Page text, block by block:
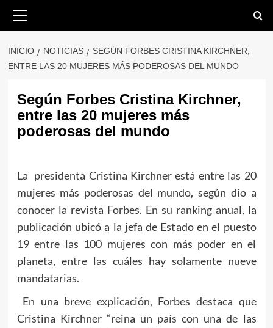
Saltar
primario
INICIO NOTICIAS
SEGÚN FORBES CRISTINA KIRCHNER,
ENTRE LAS 20 MUJERES MÁS PODEROSAS DEL MUNDO
Según Forbes Cristina Kirchner,
entre las 20 mujeres más
poderosas del mundo
La presidenta Cristina Kirchner está entre las 20
mujeres más poderosas del mundo, según dio a
conocer la revista Forbes. En su ranking anual, la
publicación ubicó a la jefa de Estado en el puesto
19 entre las 100 mujeres con más poder en el
planeta, entre las cuáles hay solamente nueve
mandatarias.
En una breve explicación, Forbes destaca que
Cristina Kirchner “reina un país con una de las